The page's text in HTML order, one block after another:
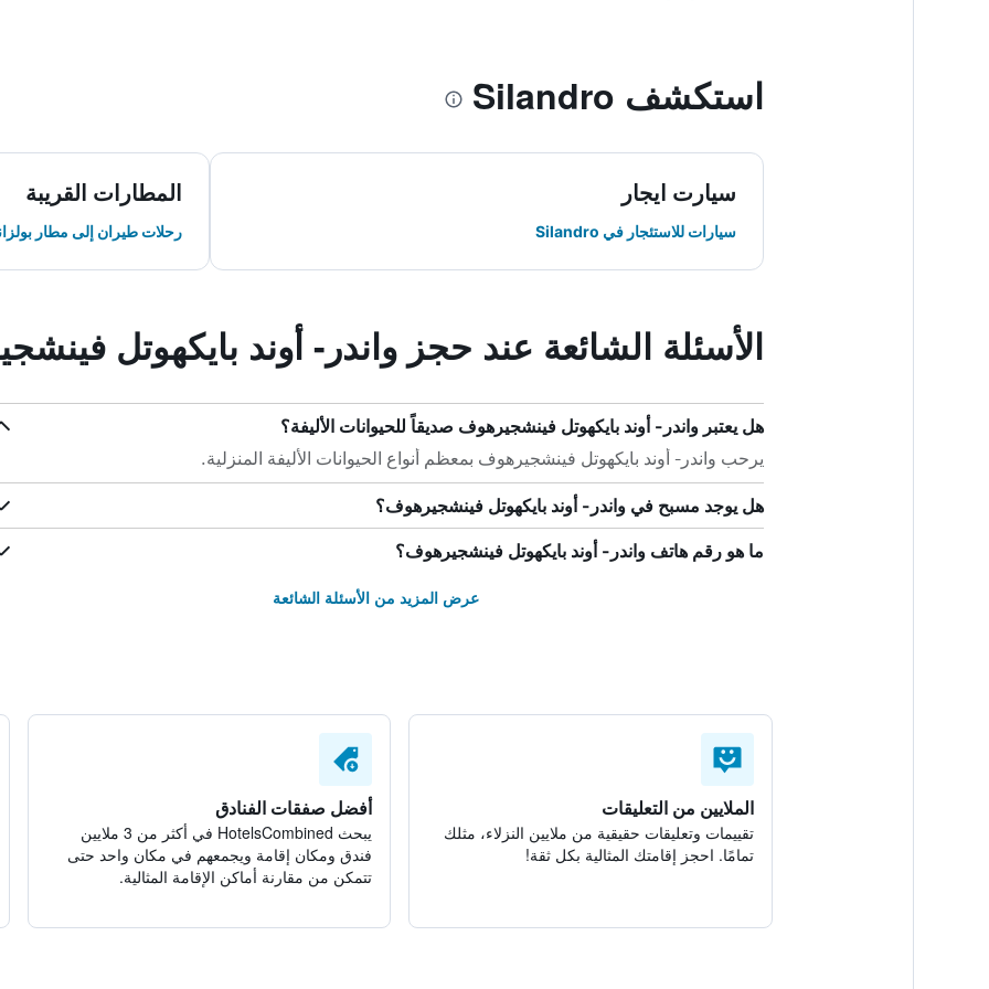
استكشف Silandro
سيارت ايجار
سيارات للاستئجار في Silandro
المطارات القريبة
رحلات طيران إلى مطار
الأسئلة الشائعة عند حجز واندر- أوند بايكهوتل
هل يعتبر واندر- أوند بايكهوتل فينشجيرهوف صديقاً للحيوانات الأليفة؟
يرحب واندر- أوند بايكهوتل فينشجيرهوف بمعظم أنواع الحيوانات الأليفة المنزلية.
هل يوجد مسبح في واندر- أوند بايكهوتل فينشجيرهوف؟
ما هو رقم هاتف واندر- أوند بايكهوتل فينشجيرهوف؟
عرض المزيد من الأسئلة الشائعة
الملايين من التعليقات
تقييمات وتعليقات حقيقية من ملايين النزلاء، مثلك
تمامًا. احجز إقامتك المثالية بكل ثقة!
أفضل صفقات الفنادق
يبحث HotelsCombined في أكثر من 3 ملايين
فندق ومكان إقامة ويجمعهم في مكان واحد حتى
تتمكن من مقارنة أماكن الإقامة المثالية.